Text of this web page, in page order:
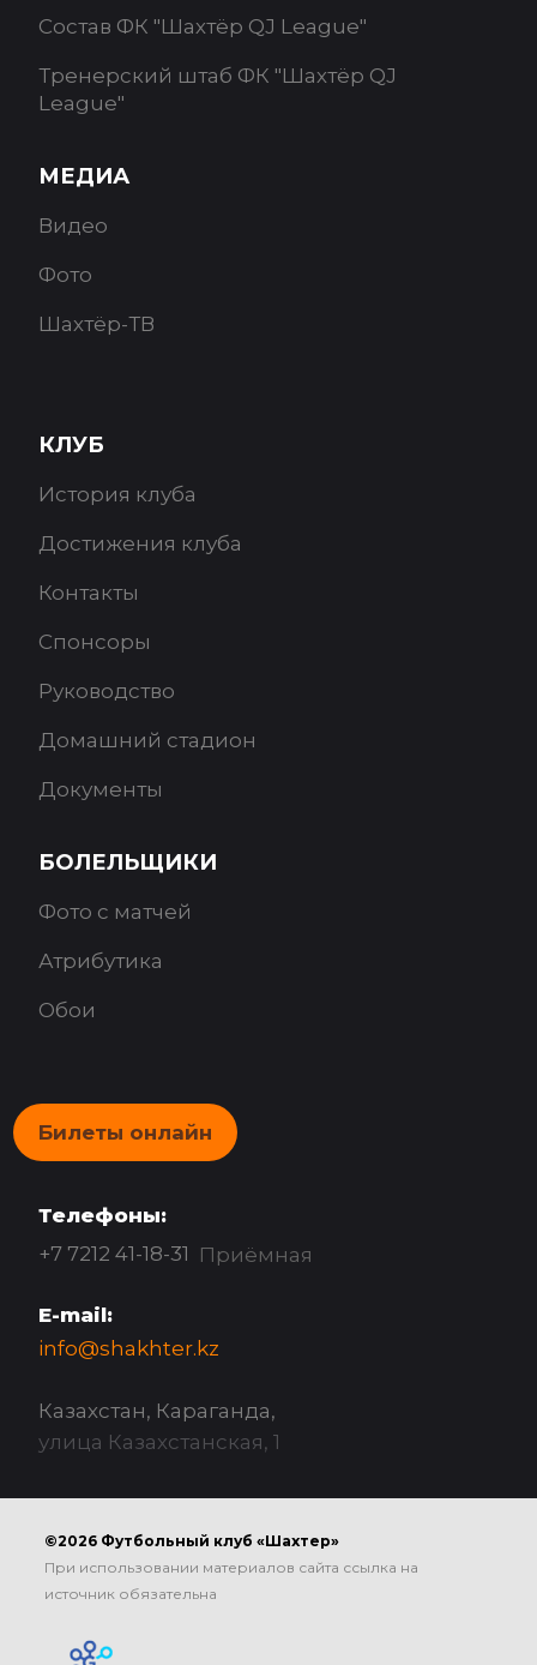
Состав ФК "Шахтёр QJ League"
Тренерский штаб ФК "Шахтёр QJ
League"
МЕДИА
Видео
Фото
Шахтёр-ТВ
КЛУБ
История клуба
Достижения клуба
Контакты
Спонсоры
Руководство
Домашний стадион
Документы
БОЛЕЛЬЩИКИ
Фото с матчей
Атрибутика
Обои
Билеты онлайн
Телефоны:
+7 7212 41-18-31 Приёмная
E-mail:
info@shakhter.kz
Казахстан, Караганда,
улица Казахстанская, 1
©2026 Футбольный клуб «Шахтер»
При использовании материалов сайта ссылка на
источник обязательна